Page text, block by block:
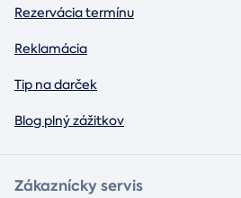
Rezervácia termínu
Reklamácia
Tip na darček
Blog plný zážitkov
Zákaznícky servis